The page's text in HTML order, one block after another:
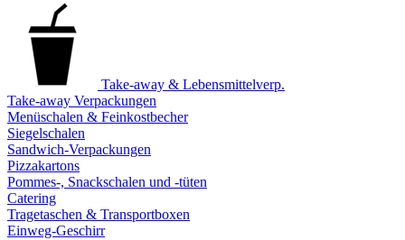
Take-away & Lebensmittelverp.
Take-away Verpackungen
Menüschalen & Feinkostbecher
Siegelschalen
Sandwich-Verpackungen
Pizzakartons
Pommes-, Snackschalen und -tüten
Catering
Tragetaschen & Transportboxen
Einweg-Geschirr